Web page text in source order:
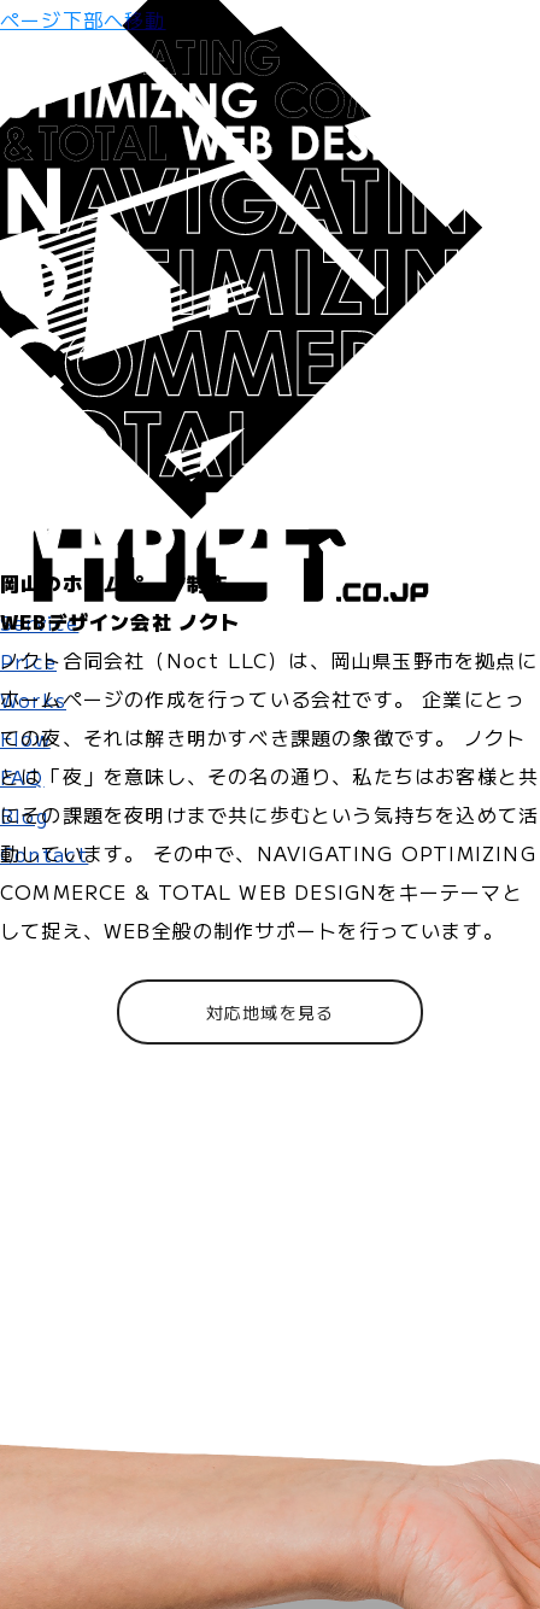
Service
Price
Works
Flow
FAQ
Blog
Contact
ページ下部へ移動
岡山のホームページ制作
WEBデザイン会社 ノクト
ノクト合同会社（Noct LLC）は、岡山県玉野市を拠点に
ホームページの作成を行っている会社です。 企業にとっ
ての夜、それは解き明かすべき課題の象徴です。 ノクト
とは「夜」を意味し、その名の通り、私たちはお客様と共
にその課題を夜明けまで共に歩むという気持ちを込めて活
動しています。 その中で、NAVIGATING OPTIMIZING
COMMERCE & TOTAL WEB DESIGNをキーテーマと
して捉え、WEB全般の制作サポートを行っています。
対応地域を見る